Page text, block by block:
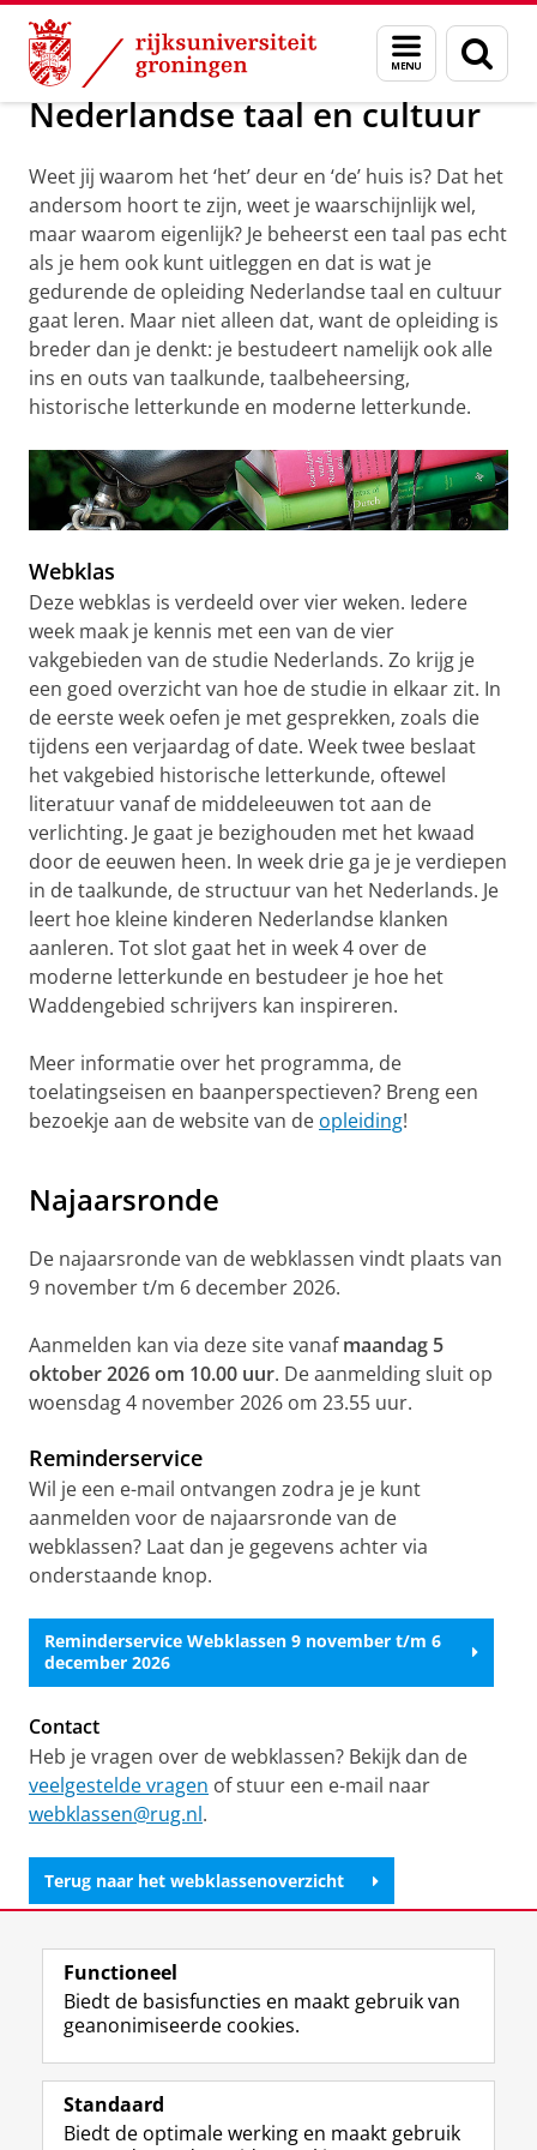
Skip
Content
Skip
Navigation
Menu
en
zoeken
Onderwijs Bachelor Webklassen
Nederlandse taal en cultuur
Weet jij waarom het ‘het’ deur en ‘de’ huis is? Dat het
andersom hoort te zijn, weet je waarschijnlijk wel,
maar waarom eigenlijk? Je beheerst een taal pas echt
als je hem ook kunt uitleggen en dat is wat je
gedurende de opleiding Nederlandse taal en cultuur
gaat leren. Maar niet alleen dat, want de opleiding is
breder dan je denkt: je bestudeert namelijk ook alle
ins en outs van taalkunde, taalbeheersing,
historische letterkunde en moderne letterkunde.
Webklas
Deze webklas is verdeeld over vier weken. Iedere
week maak je kennis met een van de vier
vakgebieden van de studie Nederlands. Zo krijg je
een goed overzicht van hoe de studie in elkaar zit. In
de eerste week oefen je met gesprekken, zoals die
tijdens een verjaardag of date. Week twee beslaat
het vakgebied historische letterkunde, oftewel
literatuur vanaf de middeleeuwen tot aan de
verlichting. Je gaat je bezighouden met het kwaad
door de eeuwen heen. In week drie ga je je verdiepen
in de taalkunde, de structuur van het Nederlands. Je
leert hoe kleine kinderen Nederlandse klanken
aanleren. Tot slot gaat het in week 4 over de
moderne letterkunde en bestudeer je hoe het
Waddengebied schrijvers kan inspireren.
Meer informatie over het programma, de
toelatingseisen en baanperspectieven? Breng een
bezoekje aan de website van de opleiding!
Welmoed vertelt over de webklas Nederlandse Taal en
Najaarsronde
De najaarsronde van de webklassen vindt plaats van
9 november t/m 6 december 2026.
Aanmelden kan via deze site vanafmaandag 5
oktober 2026 om 10.00 uur. De aanmelding sluit op
woensdag 4 november 2026 om 23.55 uur.
Reminderservice
Wil je een e-mail ontvangen zodra je je kunt
aanmelden voor de najaarsronde van de
webklassen? Laat dan je gegevens achter via
onderstaande knop.
Reminderservice Webklassen 9 november t/m 6
december 2026
Contact
Heb je vragen over de webklassen? Bekijk dan de
veelgestelde vragen of stuur een e-mail naar
webklassen@rug.nl.
Terug naar het webklassenoverzicht
Laatst gewijzigd: 27 mei 2026 17:23
Volg de RUG
F
a
e
L
i
k
R
S
-
I
n
t
Y
o
T
Studiekiezers
Functioneel
Biedt de basisfuncties en maakt gebruik van
geanonimiseerde cookies.
Standaard
Biedt de optimale werking en maakt gebruik